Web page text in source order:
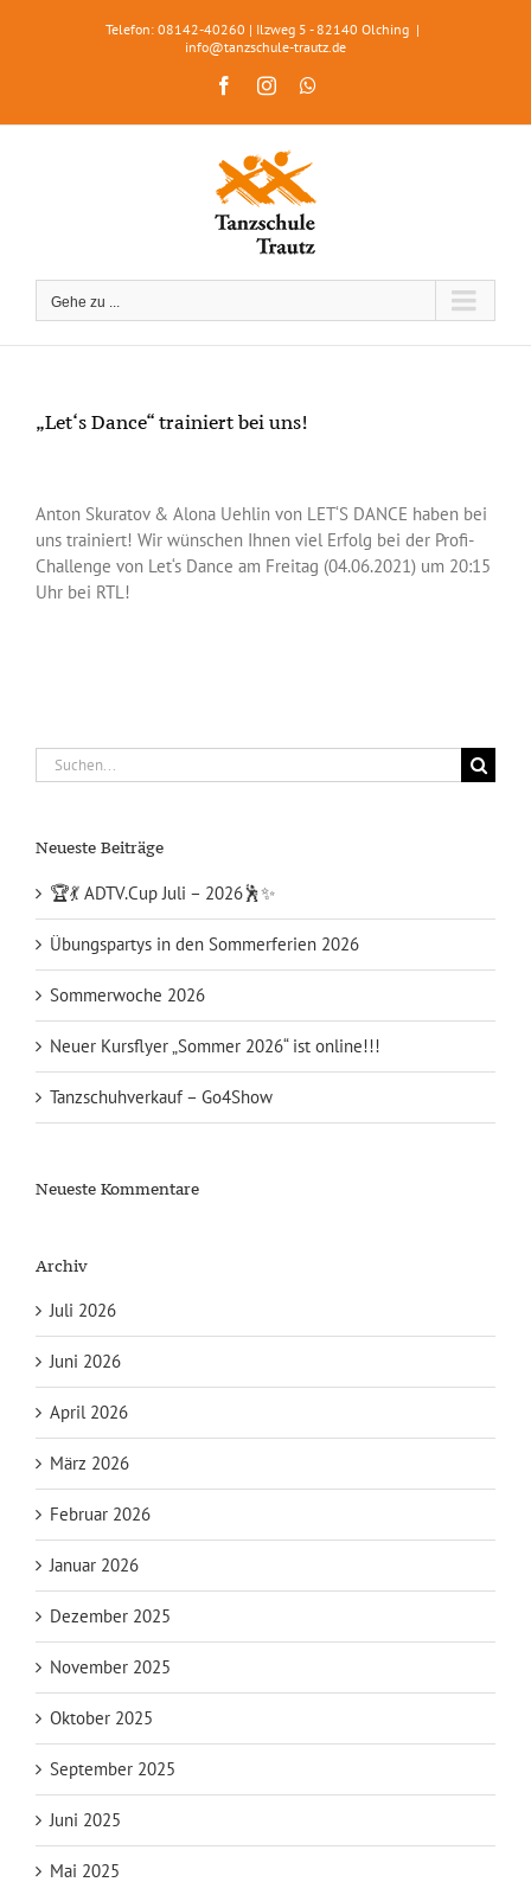
Telefon: 08142-40260 | Ilzweg 5 - 82140 Olching |
info@tanzschule-trautz.de
FacebookInstagram
Gehe zu ...
„Let‘s Dance“ trainiert bei uns!
grösseres
Anton Skuratov & Alona Uehlin von LET‘S DANCE haben bei
uns trainiert! Wir wünschen Ihnen viel Erfolg bei der Profi-
Challenge von Let‘s Dance am Freitag (04.06.2021) um 20:15
Uhr bei RTL!
Suche
nach:
Neueste Beiträge
🏆💃 ADTV.Cup Juli – 2026🕺✨
Übungspartys in den Sommerferien 2026
Sommerwoche 2026
Neuer Kursflyer „Sommer 2026“ ist online!!!
Tanzschuhverkauf – Go4Show
Neueste Kommentare
Archiv
Juli 2026
Juni 2026
April 2026
März 2026
Februar 2026
Januar 2026
Dezember 2025
November 2025
Oktober 2025
September 2025
Juni 2025
Mai 2025